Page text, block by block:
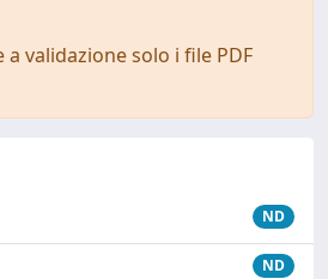
validazione solo i file PDF
ND
ND